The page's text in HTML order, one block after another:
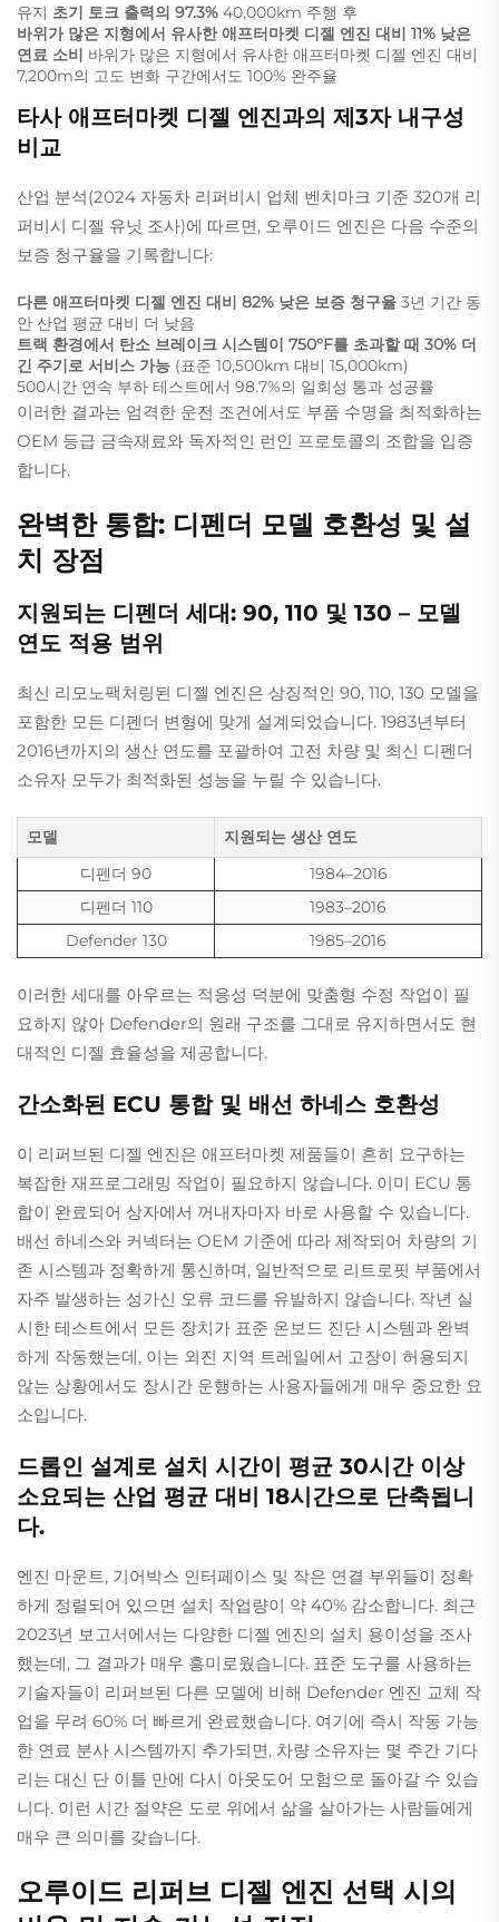
유지 초기 토크 출력의 97.3% 40,000km 주행 후
바위가 많은 지형에서 유사한 애프터마켓 디젤 엔진 대비 11% 낮은
연료 소비 바위가 많은 지형에서 유사한 애프터마켓 디젤 엔진 대비
7,200m의 고도 변화 구간에서도 100% 완주율
타사 애프터마켓 디젤 엔진과의 제3자 내구성
비교
산업 분석(2024 자동차 리퍼비시 업체 벤치마크 기준 320개 리
퍼비시 디젤 유닛 조사)에 따르면, 오루이드 엔진은 다음 수준의
보증 청구율을 기록합니다:
다른 애프터마켓 디젤 엔진 대비 82% 낮은 보증 청구율 3년 기간 동
안 산업 평균 대비 더 낮음
트랙 환경에서 탄소 브레이크 시스템이 750°F를 초과할 때 30% 더
긴 주기로 서비스 가능 (표준 10,500km 대비 15,000km)
500시간 연속 부하 테스트에서 98.7%의 일회성 통과 성공률
이러한 결과는 엄격한 운전 조건에서도 부품 수명을 최적화하는
OEM 등급 금속재료와 독자적인 런인 프로토콜의 조합을 입증
합니다.
완벽한 통합: 디펜더 모델 호환성 및 설
치 장점
지원되는 디펜더 세대: 90, 110 및 130 – 모델
연도 적용 범위
최신 리모노팩처링된 디젤 엔진은 상징적인 90, 110, 130 모델을
포함한 모든 디펜더 변형에 맞게 설계되었습니다. 1983년부터
2016년까지의 생산 연도를 포괄하여 고전 차량 및 최신 디펜더
소유자 모두가 최적화된 성능을 누릴 수 있습니다.
모델
지원되는 생산 연도
디펜더 90
1984–2016
디펜더 110
1983–2016
Defender 130
1985–2016
이러한 세대를 아우르는 적응성 덕분에 맞춤형 수정 작업이 필
요하지 않아 Defender의 원래 구조를 그대로 유지하면서도 현
대적인 디젤 효율성을 제공합니다.
간소화된 ECU 통합 및 배선 하네스 호환성
이 리퍼브된 디젤 엔진은 애프터마켓 제품들이 흔히 요구하는
복잡한 재프로그래밍 작업이 필요하지 않습니다. 이미 ECU 통
합이 완료되어 상자에서 꺼내자마자 바로 사용할 수 있습니다.
배선 하네스와 커넥터는 OEM 기준에 따라 제작되어 차량의 기
존 시스템과 정확하게 통신하며, 일반적으로 리트로핏 부품에서
자주 발생하는 성가신 오류 코드를 유발하지 않습니다. 작년 실
시한 테스트에서 모든 장치가 표준 온보드 진단 시스템과 완벽
하게 작동했는데, 이는 외진 지역 트레일에서 고장이 허용되지
않는 상황에서도 장시간 운행하는 사용자들에게 매우 중요한 요
소입니다.
드롭인 설계로 설치 시간이 평균 30시간 이상
소요되는 산업 평균 대비 18시간으로 단축됩니
다.
엔진 마운트, 기어박스 인터페이스 및 작은 연결 부위들이 정확
하게 정렬되어 있으면 설치 작업량이 약 40% 감소합니다. 최근
2023년 보고서에서는 다양한 디젤 엔진의 설치 용이성을 조사
했는데, 그 결과가 매우 흥미로웠습니다. 표준 도구를 사용하는
기술자들이 리퍼브된 다른 모델에 비해 Defender 엔진 교체 작
업을 무려 60% 더 빠르게 완료했습니다. 여기에 즉시 작동 가능
한 연료 분사 시스템까지 추가되면, 차량 소유자는 몇 주간 기다
리는 대신 단 이틀 만에 다시 아웃도어 모험으로 돌아갈 수 있습
니다. 이런 시간 절약은 도로 위에서 삶을 살아가는 사람들에게
매우 큰 의미를 갖습니다.
오루이드 리퍼브 디젤 엔진 선택 시의